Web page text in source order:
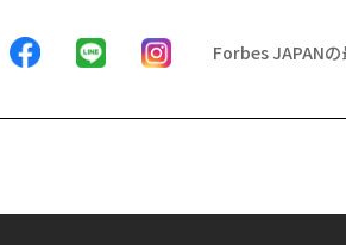
Forbes JAPAN